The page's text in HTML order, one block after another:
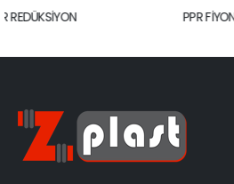
PPR FİYONK